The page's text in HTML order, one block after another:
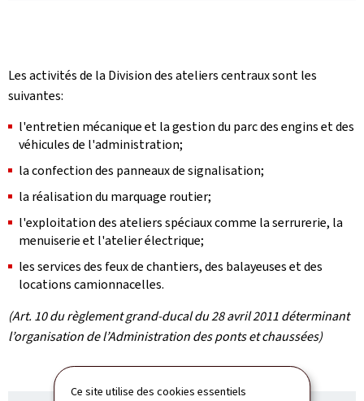
Ce site utilise des cookies essentiels
Les activités de la Division des ateliers centraux sont les
suivantes:
l'entretien mécanique et la gestion du parc des engins et des
véhicules de l'administration;
la confection des panneaux de signalisation;
la réalisation du marquage routier;
l'exploitation des ateliers spéciaux comme la serrurerie, la
menuiserie et l'atelier électrique;
les services des feux de chantiers, des balayeuses et des
locations camionnacelles.
(Art. 10 du règlement grand-ducal du 28 avril 2011 déterminant
l’organisation de l’Administration des ponts et chaussées)